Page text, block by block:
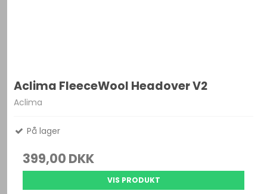
Aclima FleeceWool Headover V2
Aclima
På lager
399,00 DKK
VIS PRODUKT